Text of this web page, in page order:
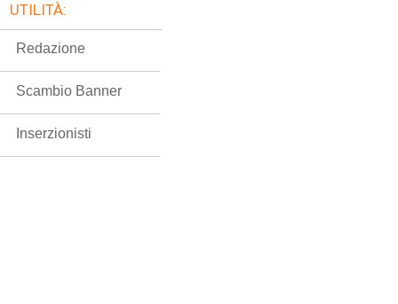
UTILITÀ:
Redazione
Scambio Banner
Inserzionisti